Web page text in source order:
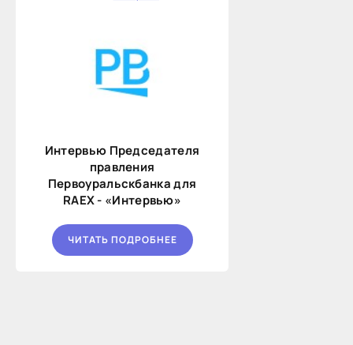
Интервью Председателя
правления
Первоуральскбанка для
RAEX - «Интервью»
ЧИТАТЬ ПОДРОБНЕЕ